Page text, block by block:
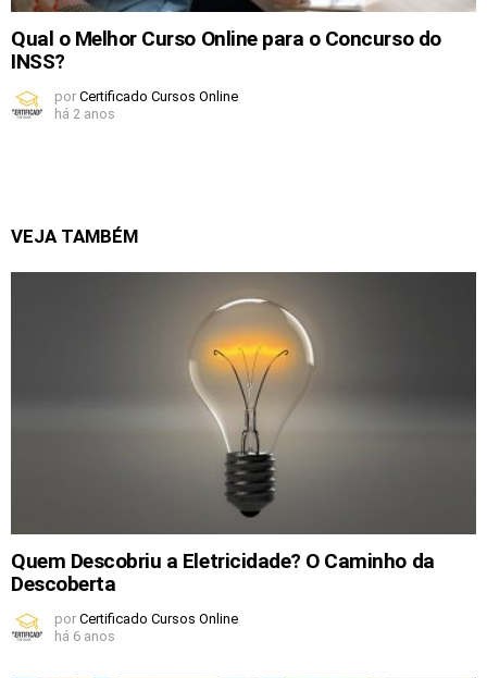
Qual o Melhor Curso Online para o Concurso do
INSS?
por Certificado Cursos Online
há 2 anos
VEJA TAMBÉM
Quem Descobriu a Eletricidade? O Caminho da
Descoberta
por Certificado Cursos Online
há 6 anos